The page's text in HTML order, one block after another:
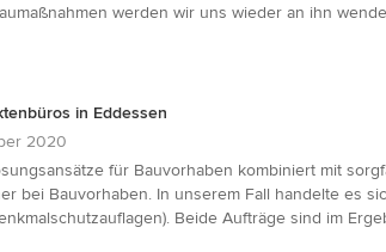
werden wir uns wieder an ihn
in Eddessen
2020
für Bauvorhaben kombiniert mit
bei Bauvorhaben. In unserem Fall handelte es
Beide Aufträge sind im